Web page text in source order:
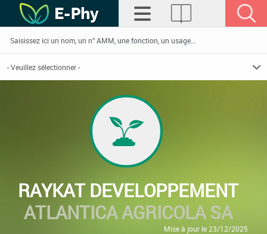
RAYKAT DEVELOPPEMENT
ATLANTICA AGRICOLA SA
Mise à jour le 23/12/2025